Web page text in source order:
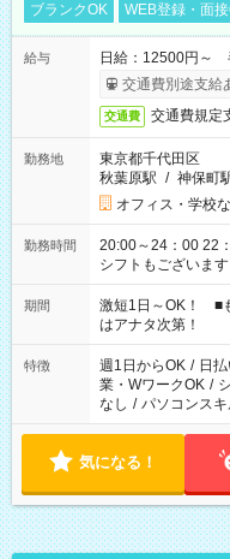
ブランクOK
WEB登録・面
給与
日給：12500円～
交通費別途支給
交通費 交通費規定
勤務地
東京都千代田区
秋葉原駅 / 神保町
オフィス・学校
勤務時間
20:00～24：00 22：
シフトもございま
期間
激短1日～OK！ ■
はアナタ次第！
特徴 週1日からOK / 日
業・WワークOK /
なし / パソコンス
気になる！